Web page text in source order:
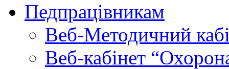
Педпрацівникам
Веб-Методичний
Веб-кабінет